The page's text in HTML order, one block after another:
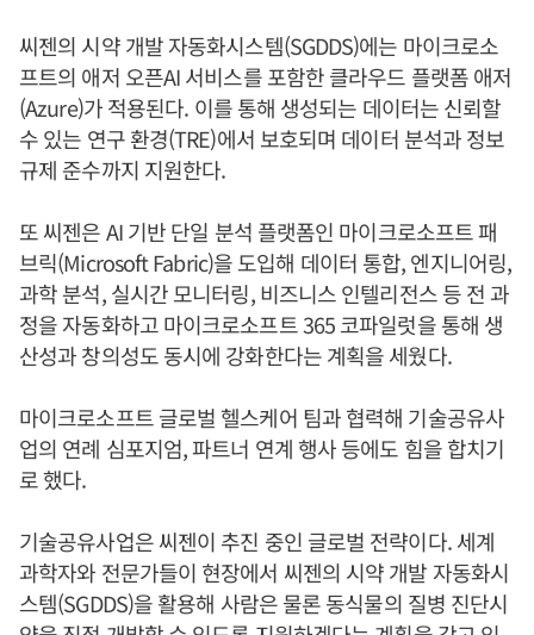
씨젠의 시약 개발 자동화시스템(SGDDS)에는 마이크로소
프트의 애저 오픈AI 서비스를 포함한 클라우드 플랫폼 애저
(Azure)가 적용된다. 이를 통해 생성되는 데이터는 신뢰할
수 있는 연구 환경(TRE)에서 보호되며 데이터 분석과 정보
규제 준수까지 지원한다.
또 씨젠은 AI 기반 단일 분석 플랫폼인 마이크로소프트 패
브릭(Microsoft Fabric)을 도입해 데이터 통합, 엔지니어링,
과학 분석, 실시간 모니터링, 비즈니스 인텔리전스 등 전 과
정을 자동화하고 마이크로소프트 365 코파일럿을 통해 생
산성과 창의성도 동시에 강화한다는 계획을 세웠다.
마이크로소프트 글로벌 헬스케어 팀과 협력해 기술공유사
업의 연례 심포지엄, 파트너 연계 행사 등에도 힘을 합치기
로 했다.
기술공유사업은 씨젠이 추진 중인 글로벌 전략이다. 세계
과학자와 전문가들이 현장에서 씨젠의 시약 개발 자동화시
스템(SGDDS)을 활용해 사람은 물론 동식물의 질병 진단시